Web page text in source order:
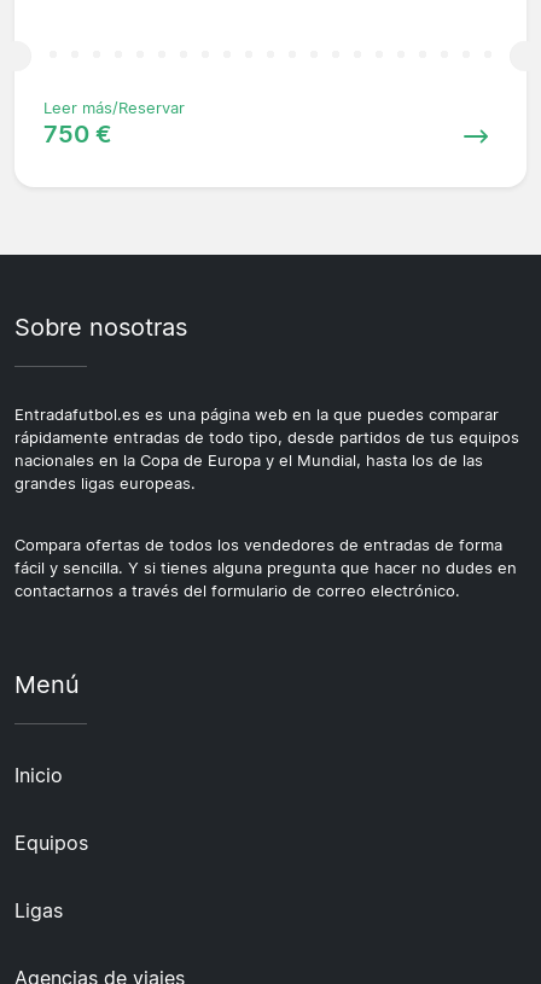
Leer más/Reservar
750 €
Sobre nosotras
Entradafutbol.es es una página web en la que puedes comparar
rápidamente entradas de todo tipo, desde partidos de tus equipos
nacionales en la Copa de Europa y el Mundial, hasta los de las
grandes ligas europeas.
Compara ofertas de todos los vendedores de entradas de forma
fácil y sencilla. Y si tienes alguna pregunta que hacer no dudes en
contactarnos a través del formulario de correo electrónico.
Menú
Inicio
Equipos
Ligas
Agencias de viajes